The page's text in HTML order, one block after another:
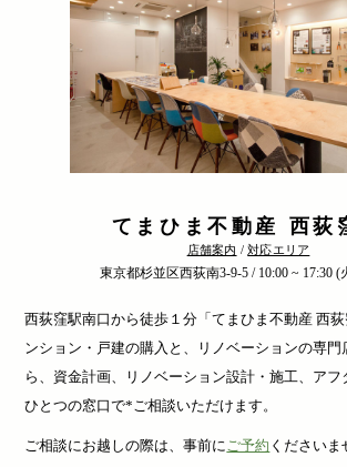
てまひま不動産 西荻
店舗案内 /対応エリア
東京都杉並区西荻南3-9-5 / 10:00 ~ 17:30 (
西荻窪駅南口から徒歩１分「てまひま不動産 西
ンション・戸建の購入と、リノベーションの専
ら、資金計画、リノベーション設計・施工、アフ
ひとつの窓口で*ご相談いただけます。
ご相談にお越しの際は、事前に ご予約 くださいま